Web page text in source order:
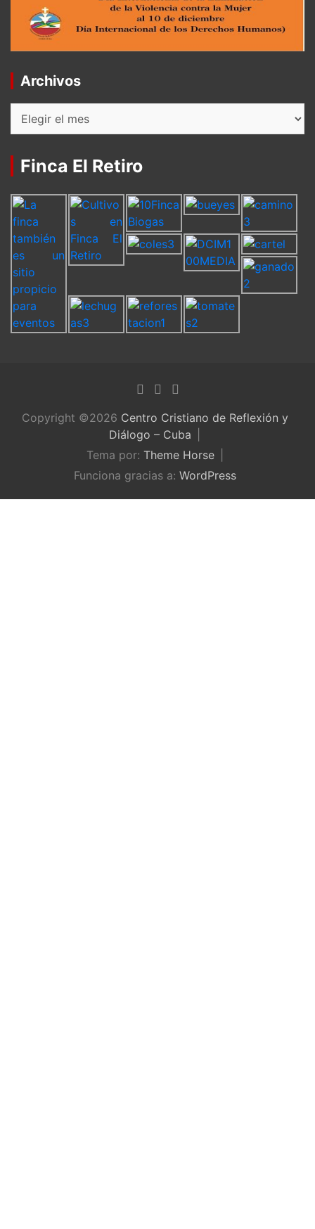
Archivos
Archivos
Finca El Retiro
Copyright ©2026 Centro Cristiano de Reflexión y
Diálogo – Cuba
Tema por: Theme Horse
Funciona gracias a: WordPress